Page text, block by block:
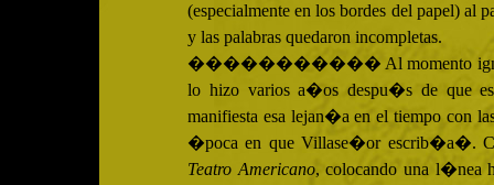
(especialmente en los bordes del papel)
y las palabras quedaron incompletas.
����������� Al momento
lo hizo varios a�os despu�s de que
manifiesta esa lejan�a en el tiempo con
�poca en que Villase�or escrib�a�.
Teatro Americano, colocando una l�nea